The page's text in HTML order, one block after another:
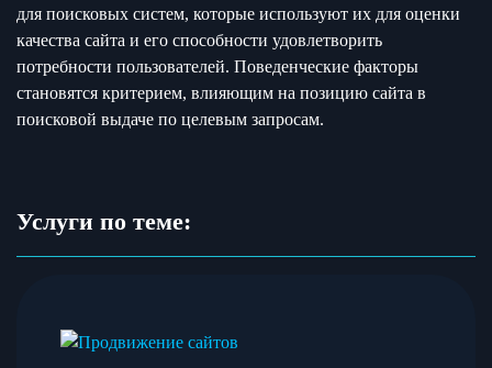
для поисковых систем, которые используют их для оценки
качества сайта и его способности удовлетворить
потребности пользователей. Поведенческие факторы
становятся критерием, влияющим на позицию сайта в
поисковой выдаче по целевым запросам.
Услуги по теме: